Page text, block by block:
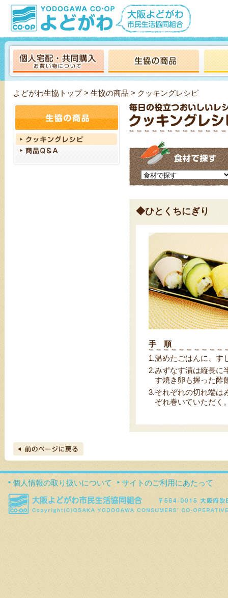
よどがわ生協トップ> 生協の商品 > クッキングレシピ
◆ひとくちにぎり
手 順
1.温めたごはんに、す
2.みずなす漬は縦長に
す焼き卵も握った酢
3.それぞれの切れ端は
ぞれ巻いていただく
個人情報の取り扱いについて サイトのご利用にあたって